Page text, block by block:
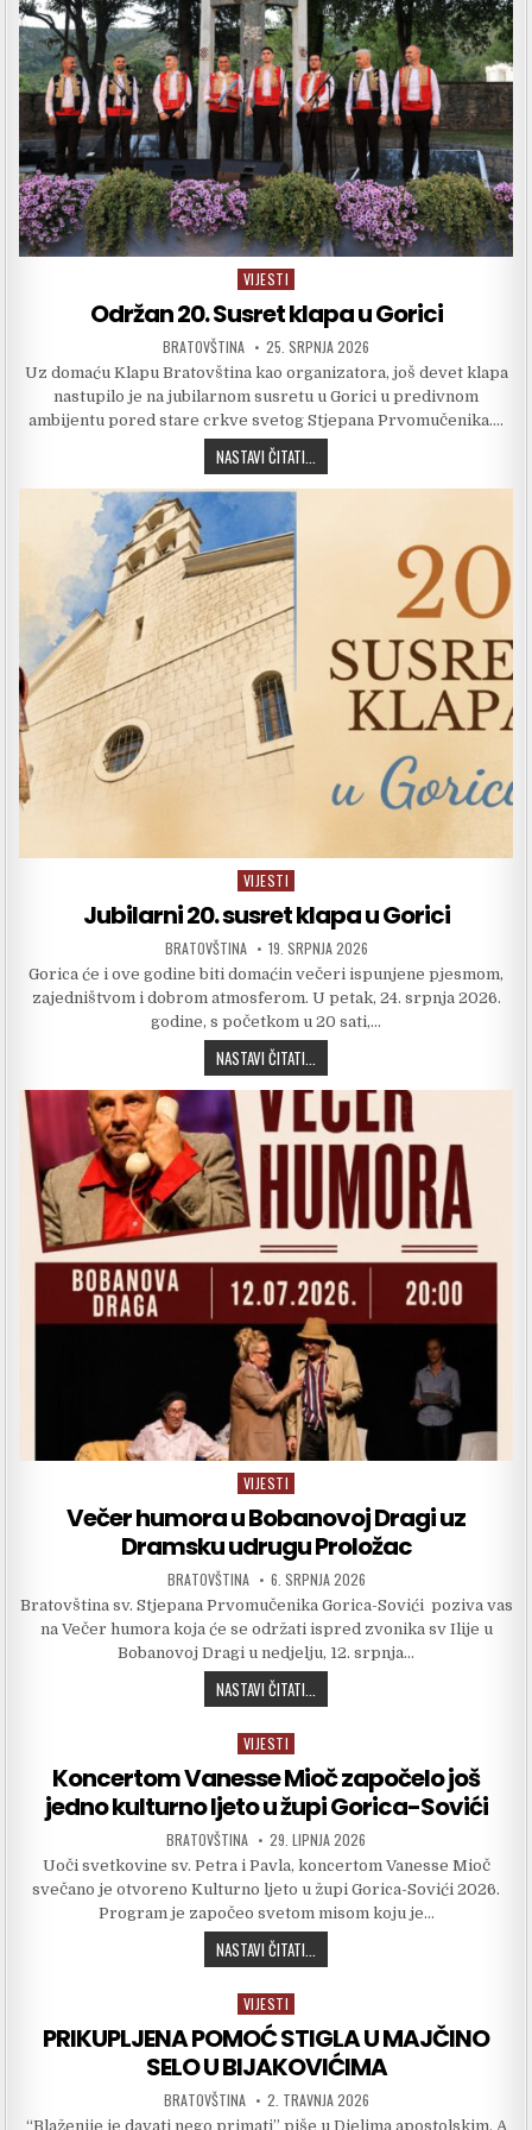
Posted in
VIJESTI
Održan 20. Susret klapa u Gorici
AUTHOR:
BRATOVŠTINA PUBLISHED DATE:
25. SRPNJA 2026
Uz domaću Klapu Bratovština kao organizatora, još devet klapa
nastupilo je na jubilarnom susretu u Gorici u predivnom
ambijentu pored stare crkve svetog Stjepana Prvomučenika….
NASTAVI ČITATI...
Posted in
VIJESTI
Jubilarni 20. susret klapa u Gorici
AUTHOR:
BRATOVŠTINA PUBLISHED DATE:
19. SRPNJA 2026
Gorica će i ove godine biti domaćin večeri ispunjene pjesmom,
zajedništvom i dobrom atmosferom. U petak, 24. srpnja 2026.
godine, s početkom u 20 sati,…
NASTAVI ČITATI...
Posted in
VIJESTI
Večer humora u Bobanovoj Dragi uz
Dramsku udrugu Proložac
AUTHOR:
BRATOVŠTINA PUBLISHED DATE:
6. SRPNJA 2026
Bratovština sv. Stjepana Prvomučenika Gorica-Sovići poziva vas
na Večer humora koja će se održati ispred zvonika sv Ilije u
Bobanovoj Dragi u nedjelju, 12. srpnja…
NASTAVI ČITATI...
Posted in
VIJESTI
Koncertom Vanesse Mioč započelo još
jedno kulturno ljeto u župi Gorica-Sovići
AUTHOR:
BRATOVŠTINA PUBLISHED DATE:
29. LIPNJA 2026
Uoči svetkovine sv. Petra i Pavla, koncertom Vanesse Mioč
svečano je otvoreno Kulturno ljeto u župi Gorica-Sovići 2026.
Program je započeo svetom misom koju je…
NASTAVI ČITATI...
Posted in
VIJESTI
PRIKUPLJENA POMOĆ STIGLA U MAJČINO
SELO U BIJAKOVIĆIMA
AUTHOR:
BRATOVŠTINA PUBLISHED DATE:
2. TRAVNJA 2026
“Blaženije je davati nego primati” piše u Djelima apostolskim. A